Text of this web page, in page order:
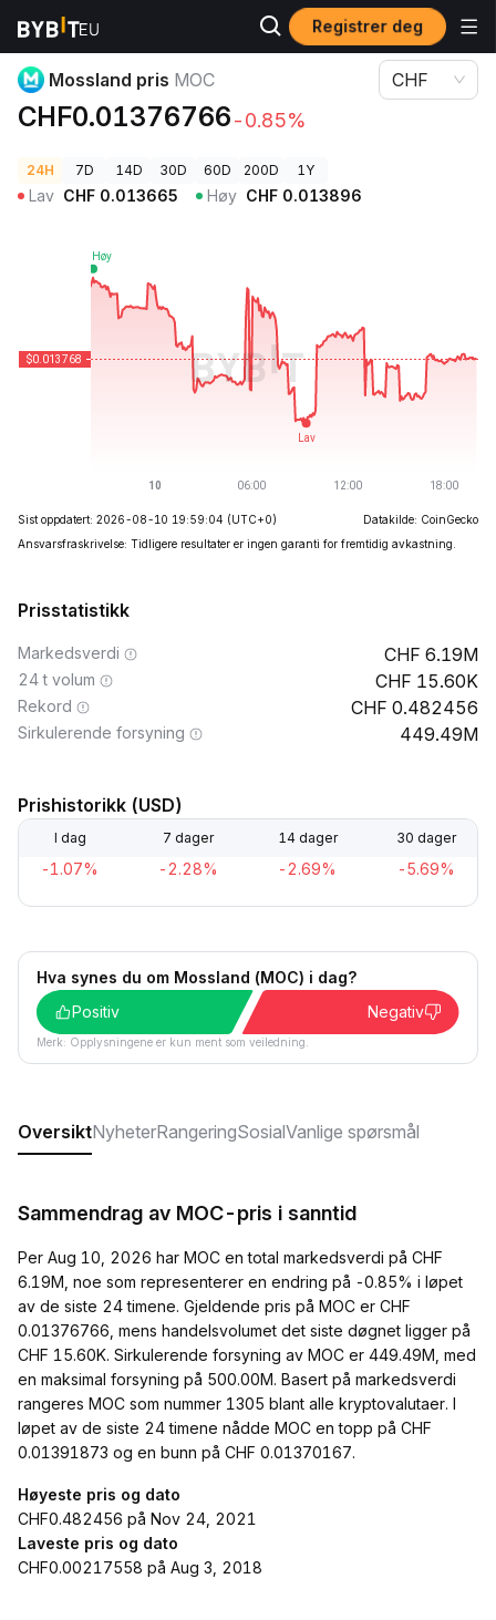
Registrer deg
Kryptopriser
Mossland pris MOC
CHF0.01376766-0.85%
CHF
24H 7D 14D 30D 60D 200D 1Y
Lav CHF 0.013665 Høy CHF 0.013896
Sist oppdatert: 2026-08-10 19:59:04 (UTC+0)
Datakilde: CoinGecko
Ansvarsfraskrivelse: Tidligere resultater er ingen garanti for fremtidig avkastning.
Prisstatistikk
Markedsverdi 6.19M
24 t volum 15.60K
Rekord 0.482456
Sirkulerende forsyning 449.49M
Prishistorikk (USD)
I dag 7 dager 14 dager 30 dager
-1.07% -2.28% -2.69% -5.69%
Hva synes du om Mossland (MOC) i dag?
Positiv
Negativ
Merk: Opplysningene er kun ment som veiledning.
OversiktNyheterRangeringSosialVanlige spørsmål
Sammendrag av MOC-pris i sanntid
Per Aug 10, 2026 har MOC en total markedsverdi på CHF
6.19M, noe som representerer en endring på -0.85% i løpet
av de siste 24 timene. Gjeldende pris på MOC er CHF
0.01376766, mens handelsvolumet det siste døgnet ligger på
CHF 15.60K. Sirkulerende forsyning av MOC er 449.49M, med
en maksimal forsyning på 500.00M. Basert på markedsverdi
rangeres MOC som nummer 1305 blant alle kryptovalutaer. I
løpet av de siste 24 timene nådde MOC en topp på CHF
0.01391873 og en bunn på CHF 0.01370167.
Høyeste pris og dato
CHF0.482456 på Nov 24, 2021
Laveste pris og dato
CHF0.00217558 på Aug 3, 2018